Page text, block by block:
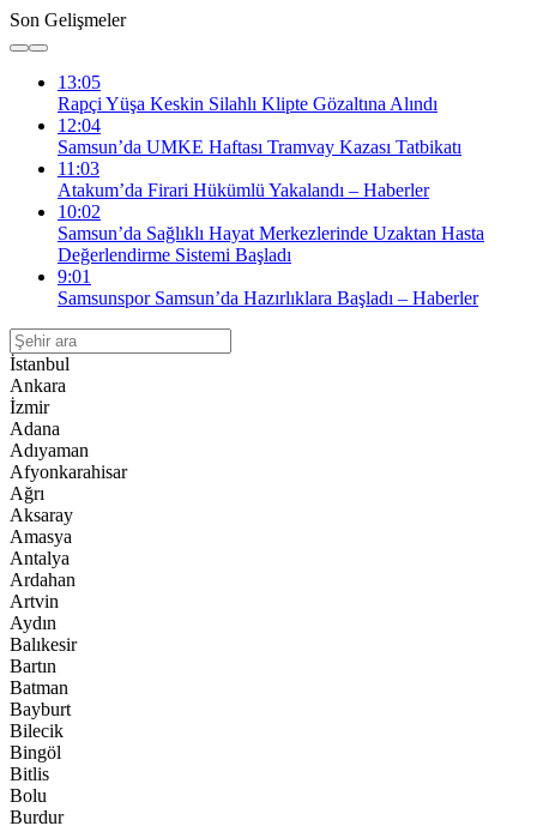
Son Gelişmeler
13:05
Rapçi Yüşa Keskin Silahlı Klipte Gözaltına Alındı
12:04
Samsun’da UMKE Haftası Tramvay Kazası Tatbikatı
11:03
Atakum’da Firari Hükümlü Yakalandı – Haberler
10:02
Samsun’da Sağlıklı Hayat Merkezlerinde Uzaktan Hasta
Değerlendirme Sistemi Başladı
9:01
Samsunspor Samsun’da Hazırlıklara Başladı – Haberler
İstanbul
Ankara
İzmir
Adana
Adıyaman
Afyonkarahisar
Ağrı
Aksaray
Amasya
Antalya
Ardahan
Artvin
Aydın
Balıkesir
Bartın
Batman
Bayburt
Bilecik
Bingöl
Bitlis
Bolu
Burdur